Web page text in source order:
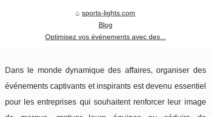
sports-lights.com
Blog
Optimisez vos événements avec des...
Dans le monde dynamique des affaires, organiser des
événements captivants et inspirants est devenu essentiel
pour les entreprises qui souhaitent renforcer leur image